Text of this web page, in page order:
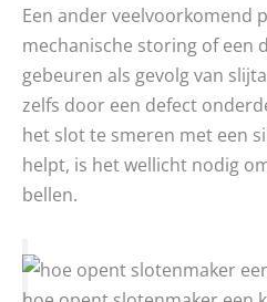
Een ander veelvoorkomend
mechanische storing of een
gebeuren als gevolg van
zelfs door een defect
het slot te smeren met een
helpt, is het wellicht nodig
bellen.